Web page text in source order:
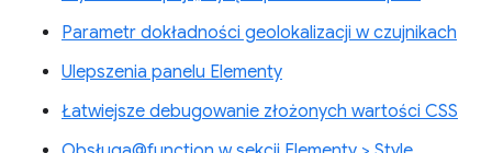
Parametr dokładności geolokalizacji w czujnikach
Ulepszenia panelu Elementy
Łatwiejsze debugowanie złożonych wartości CSS